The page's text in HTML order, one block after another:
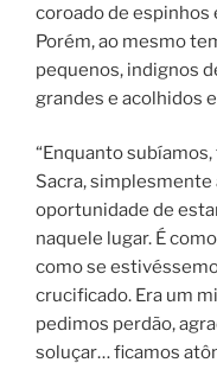
coroado de espinhos
Porém, ao mesmo
pequenos, indignos
grandes e acolhidos
“Enquanto
Sacra,
oportunidade de
naquele lugar. É
como se
crucificado. Era um
pedimos perdão,
soluçar… ficamos